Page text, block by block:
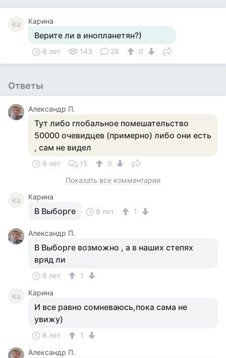
Ка Карина
Верите ли в инопланетян?)
8 лет 143 28 0
Ответы
Александр П.
Тут либо глобальное помешательство
50000 очевидцев (примерно) либо они есть
, сам не видел
8 лет 15
0
Показать все комментарии
Ка Карина
В Выборге 8 лет 1
Александр П.
В Выборге возможно , а в наших степях
вряд ли
8 лет 1
Ка Карина
И все равно сомневаюсь,пока сама не
увижу)
8 лет
1
Александр П.